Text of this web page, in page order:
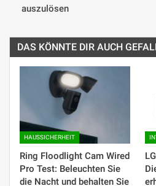
auszulösen
DAS KÖNNTE DIR AUCH
HAUSSICHERHEIT
Ring Floodlight Cam Wired
Pro Test: Beleuchten Sie
die Nacht und behalten Sie